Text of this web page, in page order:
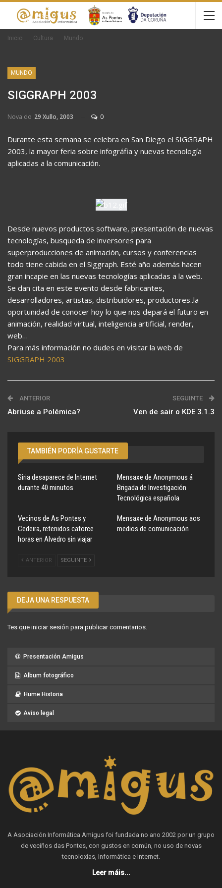
Inicio Cultura Mundo
MUNDO
SIGGRAPH 2003
Nova do 29 Xullo, 2003 0
Durante esta semana se celebra en San Diego el SIGGRAPH
2003, la mayor feria sobre infográfia y nuevas tecnología
aplicadas a la comunicación.
Desde nuevos productos software, presentación de nuevas
tecnologías, busqueda de inversores para
superproducciones de animación, cursos y conferencias
todo tiene cabida en el Siggraph. Esté año además hacen
gran incapie en las nuevas tecnologías aplicadas a la web.
Se dan cita en este evento desde fabricantes,
desarrolladores, artistas, distribuidores, productores..la
oportunidad de conocer hoy lo que nos depará el futuro en
animación, realidad virtual, inteligencia artificial, render,
web…
Para más información no dudes en visitar la web de
SIGGRAPH 2003
ANTERIOR
Abriuse a Polémica?
SEGUINTE
Ven de sair o KDE 3.1.3
TAMBIÉN PODRÍA GUSTARTE
Siria desaparece de Internet
durante 40 minutos
Mensaxe de Anonymous á
Brigada de Investigación
Tecnológica española
Vecinos de As Pontes y
Cedeira, retenidos catorce
horas en Alvedro sin viajar
Mensaxe de Anonymous aos
medios de comunicación
ANTERIOR SEGUINTE
DEJA UNA RESPUESTA
Tes que iniciar sesión para publicar comentarios.
Presentación Amigus
Album fotográfico
Hume Historia
Aviso legal
A Asociación Informática Amigus foi fundada no ano 2002 por un grupo
de veciños das Pontes, con gustos en común, no uso de novas
tecnoloxías, Informática e Internet.
Leer máis...